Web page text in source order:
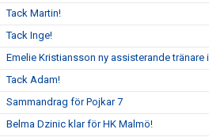
Tack Martin!
Tack Inge!
Emelie Kristiansson ny assisterande tränare
Tack Adam!
Sammandrag för Pojkar 7
Belma Dzinic klar för HK Malmö!